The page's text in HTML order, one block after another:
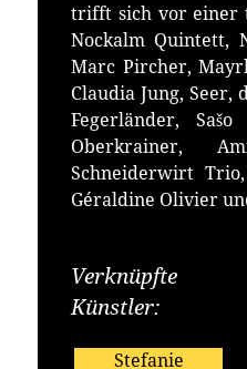
trifft sich vor einer
Nockalm Quintett,
Marc Pircher,
Claudia Jung,
Fegerländer,
Oberkrainer,
Schneiderwirt
Géraldine Olivier
Verknüpfte
Künstler:
Stefanie